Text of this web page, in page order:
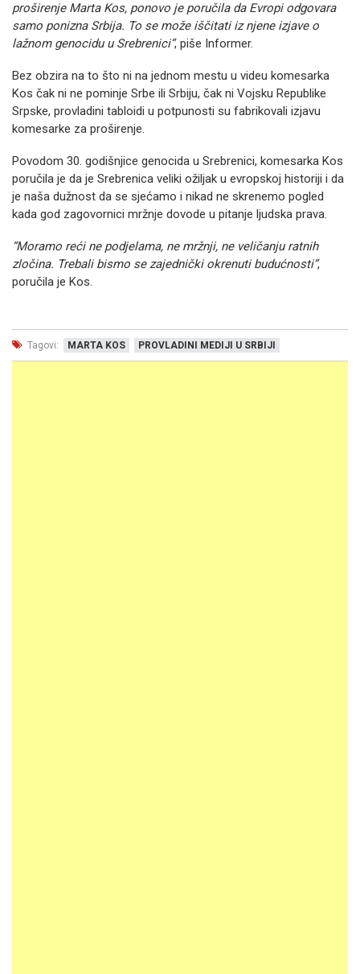
proširenje Marta Kos, ponovo je poručila da Evropi odgovara
samo ponizna Srbija. To se može iščitati iz njene izjave o
lažnom genocidu u Srebrenici”, piše Informer.
Bez obzira na to što ni na jednom mestu u videu komesarka
Kos čak ni ne pominje Srbe ili Srbiju, čak ni Vojsku Republike
Srpske, provladini tabloidi u potpunosti su fabrikovali izjavu
komesarke za proširenje.
Povodom 30. godišnjice genocida u Srebrenici, komesarka Kos
poručila je da je Srebrenica veliki ožiljak u evropskoj historiji i da
je naša dužnost da se sjećamo i nikad ne skrenemo pogled
kada god zagovornici mržnje dovode u pitanje ljudska prava.
“Moramo reći ne podjelama, ne mržnji, ne veličanju ratnih
zločina. Trebali bismo se zajednički okrenuti budućnosti”,
poručila je Kos.
Tagovi: MARTA KOS PROVLADINI MEDIJI U SRBIJI